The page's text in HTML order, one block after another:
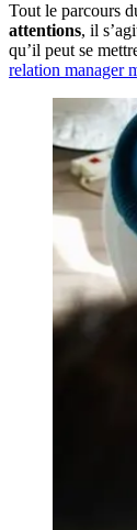
Tout le parcours
attentions, il
qu’il peut se
relation manager